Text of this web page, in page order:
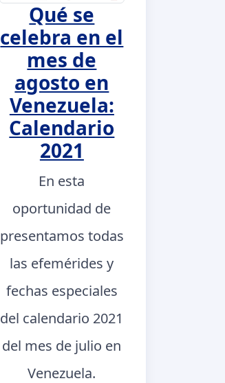
Qué se
celebra en el
mes de
agosto en
Venezuela:
Calendario
2021
En esta
oportunidad de
presentamos todas
las efemérides y
fechas especiales
del calendario 2021
del mes de julio en
Venezuela.